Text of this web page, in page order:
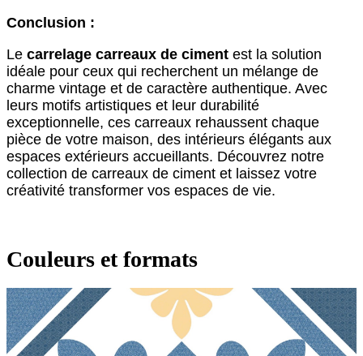
Conclusion :
Le carrelage carreaux de ciment est la solution
idéale pour ceux qui recherchent un mélange de
charme vintage et de caractère authentique. Avec
leurs motifs artistiques et leur durabilité
exceptionnelle, ces carreaux rehaussent chaque
pièce de votre maison, des intérieurs élégants aux
espaces extérieurs accueillants. Découvrez notre
collection de carreaux de ciment et laissez votre
créativité transformer vos espaces de vie.
Couleurs et formats